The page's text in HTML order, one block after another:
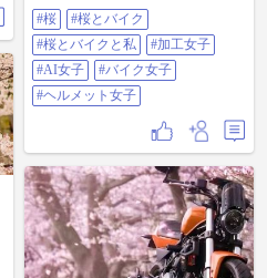
から…私も飽きちゃったからスル
ー そしたらそのすぐ近くに 満開の
桜がありましたよ☆*:.｡. o(≧▽≦)o
.｡.:*☆ バイク停めてパシャリ✨ #桜
#桜とバイク #桜とバイクと私 #加
工女子 #AI女子 #バイク女子 #ヘル
#桜
#桜とバイク
#桜とバイクと私
#加工女子
#AI女子
#バイク女子
#ヘルメット女子